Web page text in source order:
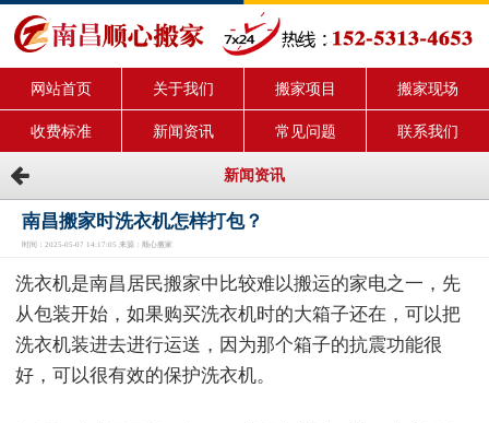
网站首页 关于我们 搬家项目 搬家现场
收费标准 新闻资讯 常见问题 联系我们
新闻资讯
南昌搬家时洗衣机怎样打包？
时间：2025-05-07 14:17:05 来源：顺心搬家
洗衣机是南昌居民搬家中比较难以搬运的家电之一，先
从包装开始，如果购买洗衣机时的大箱子还在，可以把
洗衣机装进去进行运送，因为那个箱子的抗震功能很
好，可以很有效的保护洗衣机。